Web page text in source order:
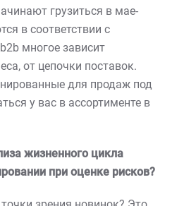
грузиться в мае-
в соответствии с
многое зависит
от цепочки поставок.
для продаж под
у вас в ассортименте в
жизненного цикла
при оценке рисков?